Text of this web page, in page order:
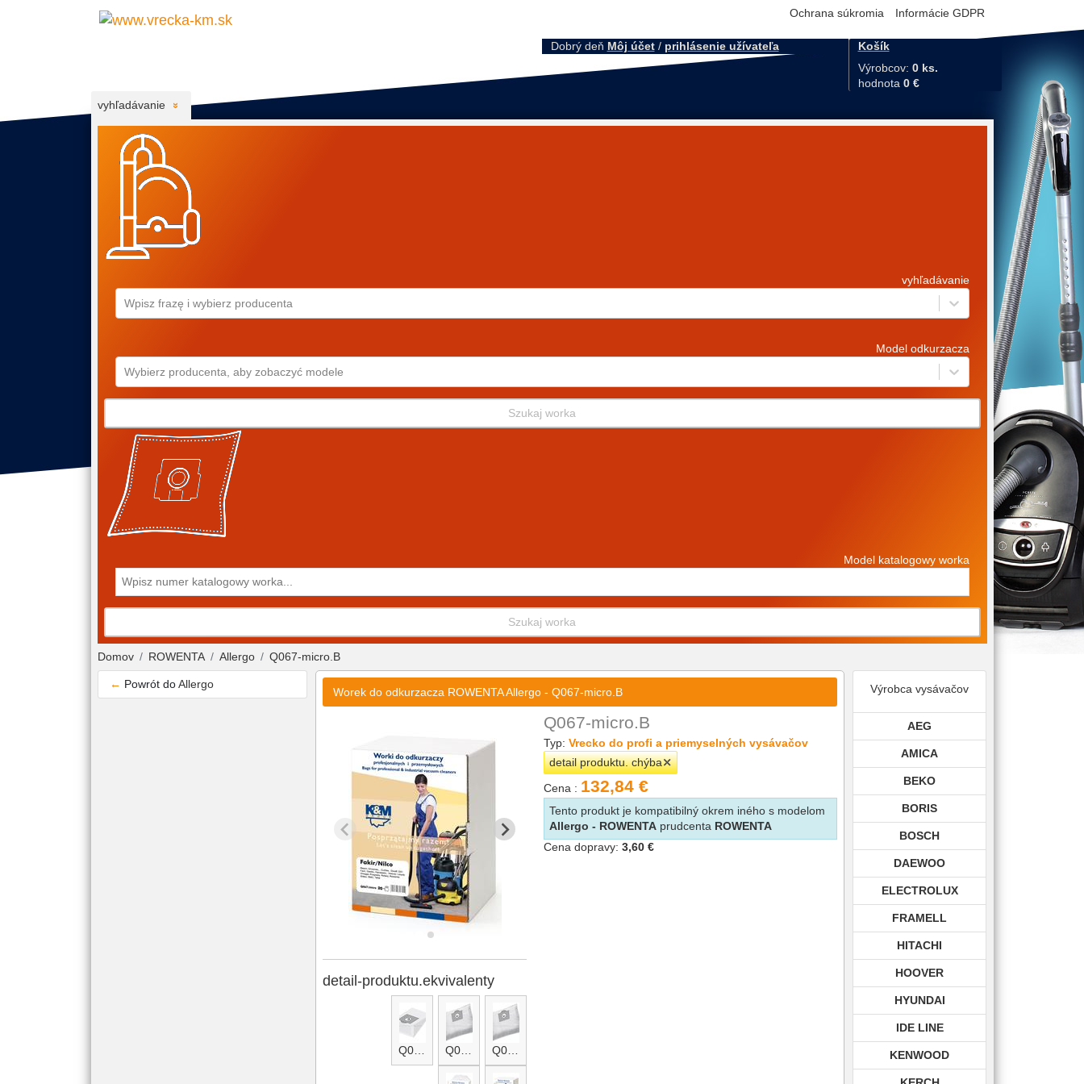
Ochrana súkromia Informácie GDPR
Dobrý deň Môj účet/ prihlásenie užívateľa
Košík
Výrobcov: 0 ks.
hodnota 0 €
vyhľadávanie
vyhľadávanie
Wpisz frazę i wybierz producenta
Model odkurzacza
Wybierz producenta, aby zobaczyć modele
Szukaj worka
Model katalogowy worka
Szukaj worka
Domov ROWENTA Allergo Q067-micro.B
← Powrót doAllergo
Worek do odkurzacza ROWENTA Allergo - Q067-micro.B
detail-produktu.ekvivalenty
Q067-micro.B
Typ:Vrecko do profi a priemyselných vysávačov
detail produktu. chýba
Cena : 132,84 €
Tento produkt je kompatibilný okrem iného s modelom
Allergo - ROWENTA prudcenta ROWENTA
Cena dopravy:3,60 €
Výrobca vysávačov
AEG
AMICA
BEKO
BORIS
BOSCH
DAEWOO
ELECTROLUX
FRAMELL
HITACHI
HOOVER
HYUNDAI
IDE LINE
KENWOOD